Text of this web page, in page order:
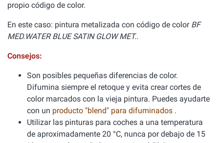
propio código de color.
En este caso: pintura metalizada con código de color BF
MED.WATER BLUE SATIN GLOW MET..
Consejos:
Son posibles pequeñas diferencias de color.
Difumina siempre el retoque y evita crear cortes de
color marcados con la vieja pintura. Puedes ayudarte
con un producto "blend" para difuminados .
Utilizar las pinturas para coches a una temperatura
de aproximadamente 20 °C, nunca por debajo de 15